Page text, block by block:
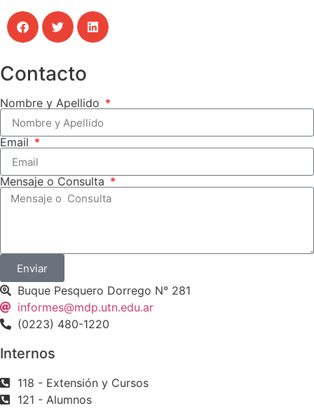
Contacto
Nombre y Apellido
Email
Mensaje o Consulta
Enviar
Buque Pesquero Dorrego N° 281
informes@mdp.utn.edu.ar
(0223) 480-1220
Internos
118 - Extensión y Cursos
121 - Alumnos